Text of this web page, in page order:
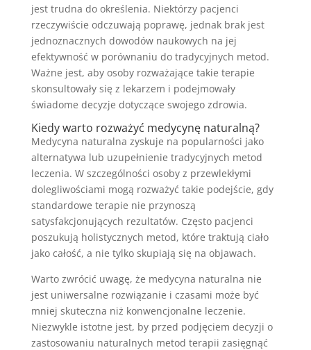
jest trudna do określenia. Niektórzy pacjenci
rzeczywiście odczuwają poprawę, jednak brak jest
jednoznacznych dowodów naukowych na jej
efektywność w porównaniu do tradycyjnych metod.
Ważne jest, aby osoby rozważające takie terapie
skonsultowały się z lekarzem i podejmowały
świadome decyzje dotyczące swojego zdrowia.
Kiedy warto rozważyć medycynę naturalną?
Medycyna naturalna zyskuje na popularności jako
alternatywa lub uzupełnienie tradycyjnych metod
leczenia. W szczególności osoby z przewlekłymi
dolegliwościami mogą rozważyć takie podejście, gdy
standardowe terapie nie przynoszą
satysfakcjonujących rezultatów. Często pacjenci
poszukują holistycznych metod, które traktują ciało
jako całość, a nie tylko skupiają się na objawach.
Warto zwrócić uwagę, że medycyna naturalna nie
jest uniwersalne rozwiązanie i czasami może być
mniej skuteczna niż konwencjonalne leczenie.
Niezwykle istotne jest, by przed podjęciem decyzji o
zastosowaniu naturalnych metod terapii zasięgnąć